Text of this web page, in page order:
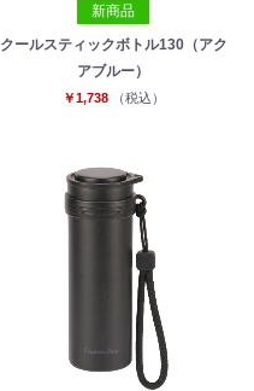
新商品
クールスティックボトル130（アク
アブルー）
￥1,738 （税込）